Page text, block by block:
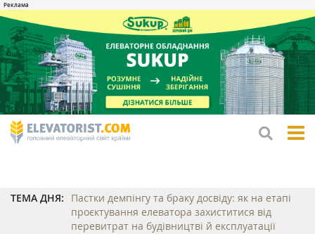
ТЕМА ДНЯ:
Пастки демпінгу та браку досвіду: як на етапі
проєктування елеватора захиститися від
перевитрат на будівництві й експлуатації